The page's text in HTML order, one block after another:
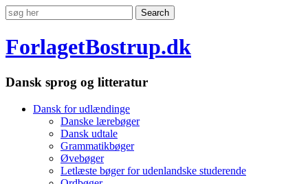
ForlagetBostrup.dk
Dansk sprog og litteratur
Dansk for udlændinge
Danske lærebøger
Dansk udtale
Grammatikbøger
Øvebøger
Letlæste bøger for udenlandske studerende